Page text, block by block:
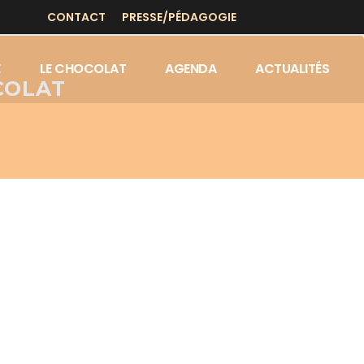
CONTACT PRESSE/PÉDAGOGIE
LE CHOCOLAT AGENDA ACTUALITÉS